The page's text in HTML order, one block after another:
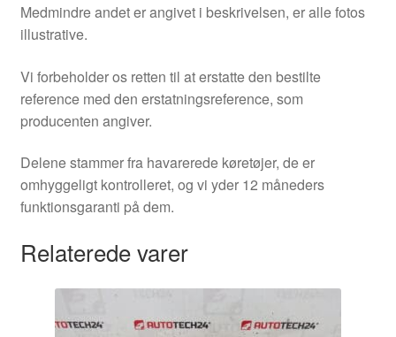
Medmindre andet er angivet i beskrivelsen, er alle fotos
illustrative.
Vi forbeholder os retten til at erstatte den bestilte
reference med den erstatningsreference, som
producenten angiver.
Delene stammer fra havarerede køretøjer, de er
omhyggeligt kontrolleret, og vi yder 12 måneders
funktionsgaranti på dem.
Relaterede varer